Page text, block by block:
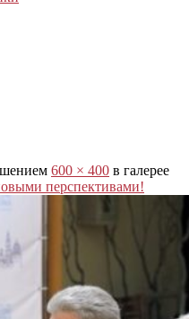
600 × 400 в галерее
перспективами!